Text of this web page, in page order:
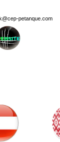
petanque.com